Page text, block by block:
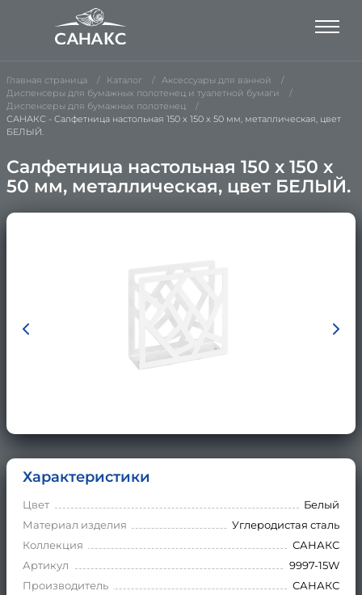
Главная страница Каталог
Аксессуары для ванной
Диспенсеры для бумажных полотенец и туалетной бумаги
Диспенсеры для бумажных полотенец
САНАКС - Салфетница настольная 150 х 150 х 50 мм, металлическая, цвет
БЕЛЫЙ.
Салфетница настольная 150 х 150 х
50 мм, металлическая, цвет БЕЛЫЙ.
Характеристики
Цвет
Белый
Материал изделия
Углеродистая сталь
Коллекция
САНАКС
Артикул
9997-15W
Производитель
САНАКС